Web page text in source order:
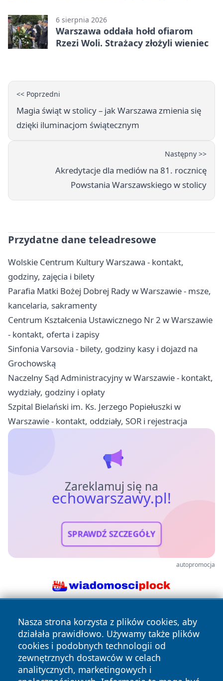
6 sierpnia 2026
Warszawa oddała hołd ofiarom
Rzezi Woli. Strażacy złożyli wieniec
<< Poprzedni
Magia świąt w stolicy – jak Warszawa zmienia się
dzięki iluminacjom świątecznym
Następny >>
Akredytacje dla mediów na 81. rocznicę
Powstania Warszawskiego w stolicy
Przydatne dane teleadresowe
Wolskie Centrum Kultury Warszawa - kontakt,
godziny, zajęcia i bilety
Parafia Matki Bożej Dobrej Rady w Warszawie - msze,
kancelaria, sakramenty
Centrum Kształcenia Ustawicznego Nr 2 w Warszawie
- kontakt, oferta i zapisy
Sinfonia Varsovia - bilety, godziny kasy i dojazd na
Grochowską
Naczelny Sąd Administracyjny w Warszawie - kontakt,
wydziały, godziny i opłaty
Szpital Bielański im. Ks. Jerzego Popiełuszki w
Warszawie - kontakt, oddziały, SOR i rejestracja
Zareklamuj się na
echowarszawy.pl!
SPRAWDŹ SZCZEGÓŁY
autopromocja
Nasza strona korzysta z plików cookies, aby
działała prawidłowo. Używamy także plików
cookies i podobnych technologii od
zewnętrznych dostawców w celach
analitycznych, marketingowych i
Copyright © 2026 echowarszawy.pl Wszystkie prawa